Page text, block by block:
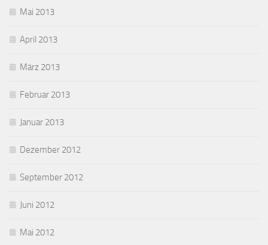
Mai 2013
April 2013
März 2013
Februar 2013
Januar 2013
Dezember 2012
September 2012
Juni 2012
Mai 2012